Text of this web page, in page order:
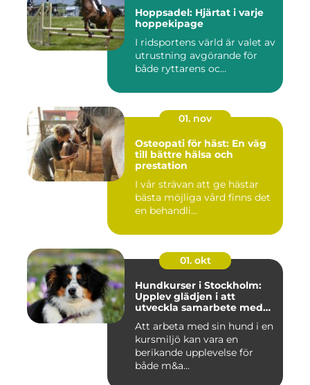
Hoppsadel: Hjärtat i varje
hoppekipage
I ridsportens värld är valet av
utrustning avgörande för
både ryttarens oc...
01. nov
Osteopati för häst: En väg
till bättre hälsa och
prestation
I vår strävan att ge hästar
bästa möjliga vård finns det
en behandli...
01. okt
Hundkurser i Stockholm:
Upplev glädjen i att
utveckla samarbete med
Att arbeta med sin hund i en
kursmiljö kan vara en
berikande upplevelse för
både m&a...